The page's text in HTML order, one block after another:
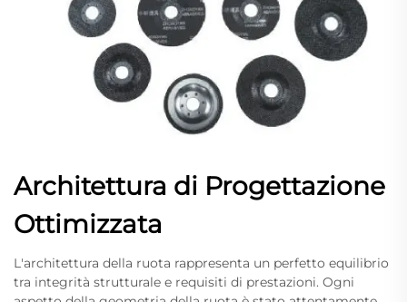
Architettura di Progettazione
Ottimizzata
L'architettura della ruota rappresenta un perfetto equilibrio
tra integrità strutturale e requisiti di prestazioni. Ogni